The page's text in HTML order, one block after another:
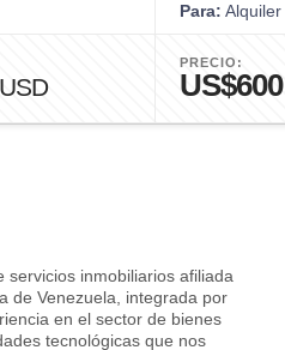
USD
Para: Alquiler
PRECIO:
US$600
servicios inmobiliarios afiliada
de Venezuela, integrada por
en el sector de bienes
tecnológicas que nos